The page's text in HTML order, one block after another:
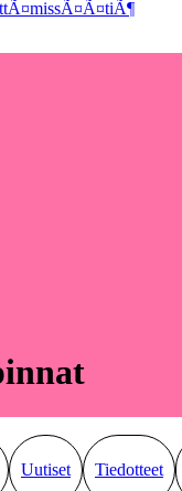
Uutiset Tiedotteet